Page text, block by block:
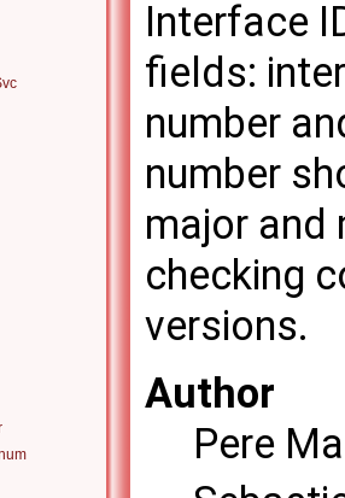
Interface
fields:
number
number
major and
checking
versions.
Author
Pere